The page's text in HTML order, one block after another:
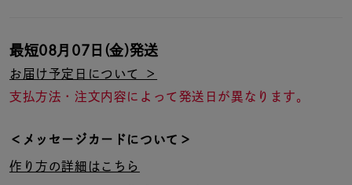
在庫 在庫ありのみ
最短08月07日(金)発送
お届け予定日について ＞
支払方法・注文内容によって発送日が異なります。
＜メッセージカードについて＞
作り方の詳細はこちら